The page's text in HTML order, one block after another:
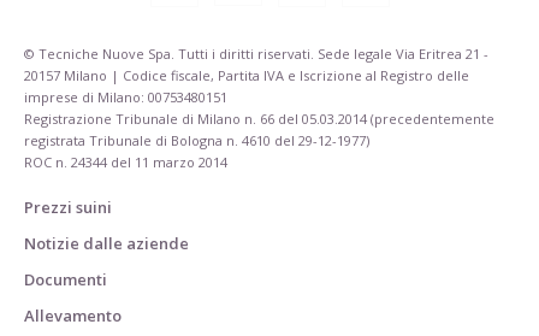
© Tecniche Nuove Spa. Tutti i diritti riservati. Sede legale Via Eritrea 21 -
20157 Milano | Codice fiscale, Partita IVA e Iscrizione al Registro delle
imprese di Milano: 00753480151
Registrazione Tribunale di Milano n. 66 del 05.03.2014 (precedentemente
registrata Tribunale di Bologna n. 4610 del 29-12-1977)
ROC n. 24344 del 11 marzo 2014
Prezzi suini
Notizie dalle aziende
Documenti
Allevamento